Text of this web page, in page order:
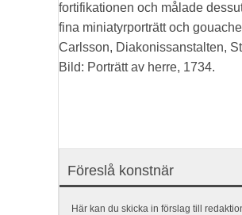
fortifikationen och målade
fina miniatyrporträtt och
Carlsson, Diakonissanstalten,
Bild: Porträtt av herre, 1734.
Föreslå konstnär
Här kan du skicka in förslag till